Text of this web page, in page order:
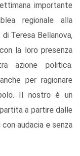
importante
regionale alla
Teresa Bellanova,
la loro presenza
azione politica.
per ragionare
Il nostro è un
a partire dalle
audacia e senza